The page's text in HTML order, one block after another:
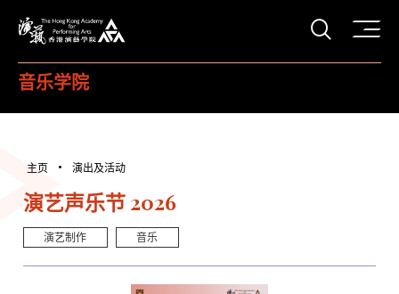
打开
音乐学院
主页 演出及活动
演艺声乐节 2026
演艺制作 音乐